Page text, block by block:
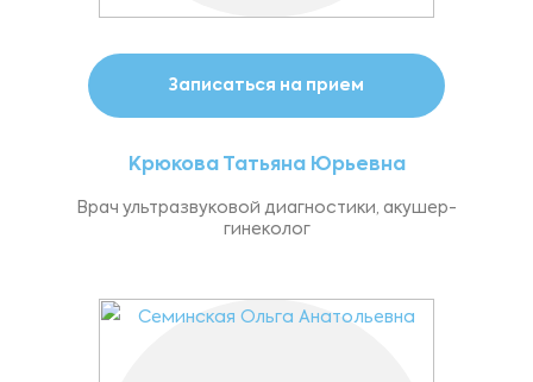
Записаться на прием
Крюкова Татьяна Юрьевна
Врач ультразвуковой диагностики, акушер-
гинеколог